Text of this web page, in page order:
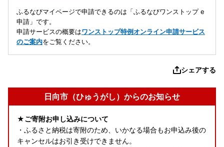
ふるなびマイページで申請できるのは「ふるなびワンストップ e
申請」です。
申請サービスの概要はワンストップ特例オンライン申請サービス
のご案内をご覧ください。
シェアする
日向市（ひゅうがし）からのお知らせ
★ご寄附お申し込みについて
・ふるさと納税は寄附のため、いかなる場合もお申込み後の
キャンセルはお引き受けできません。